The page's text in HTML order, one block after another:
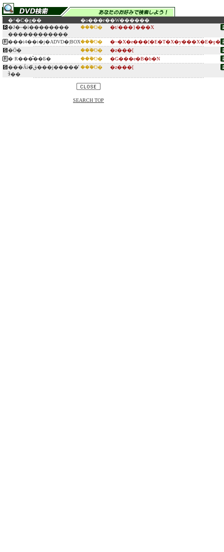
�^�C�g�� �o���ғ��W������
�J�~�i��������
������������
���ؖΌ� �t/���}���X
���i4��i�j�ADVD�|BOX���ؖΌ�
�~�X�e���[�E�T�X�y���X�E�ƍ�
�Ö�
���ؖΌ�
�z���[
�ˑR���̂��Ƃ�
���ؖΌ�
�G���e�B�b�N
���Ái�ق̂���j�����̒
ꂩ��
���ؖΌ� �z���[
SEARCH TOP